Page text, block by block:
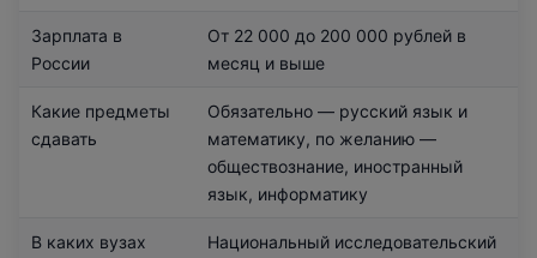
Зарплата в
России
От 22 000 до 200 000 рублей в
месяц и выше
Какие предметы
сдавать
Обязательно — русский язык и
математику, по желанию —
обществознание, иностранный
язык, информатику
В каких вузах
Национальный исследовательский